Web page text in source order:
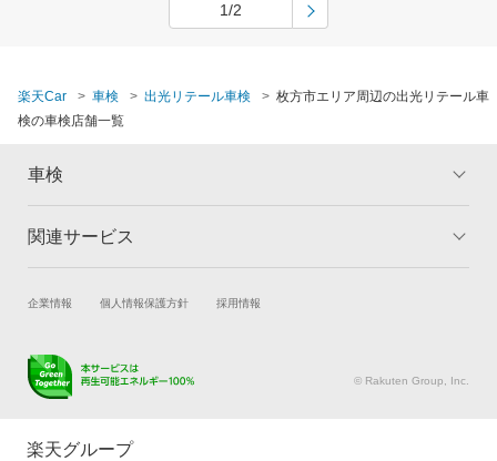
1/2
楽天Car 車検 出光リテール車検
枚方市エリア周辺の出光リテール車
検の車検店舗一覧
車検
トップ
車検の基礎知識 キャンペーン一覧
関連サービス
試乗・商談 新車購入
キズ修理予約
メンテナンス管理
企業情報 個人情報保護方針 採用情報
© Rakuten Group, Inc.
楽天グループ